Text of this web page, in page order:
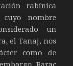
rabínica
nombre
un
el Tanaj, nos
como de